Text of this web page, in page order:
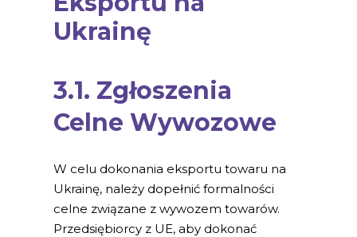
Ukrainę
3.1. Zgłoszenia
Celne Wywozowe
W celu dokonania eksportu towaru na
Ukrainę, należy dopełnić formalności
celne związane z wywozem towarów.
Przedsiębiorcy z UE, aby dokonać